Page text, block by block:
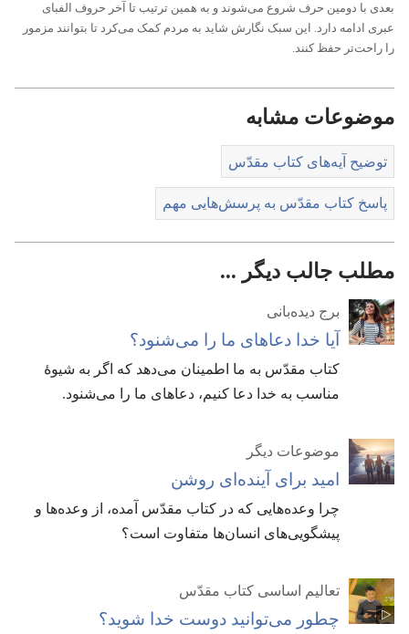
بعدی با دومین حرف شروع می‌شوند و به همین ترتیب تا آخر حروف الفبای
عبری ادامه دارد.‏ این سبک نگارش شاید به مردم کمک می‌کرد تا بتوانند مزمور
را راحت‌تر حفظ کنند.‏
موضوعات مشابه
توضیح آیه‌های کتاب مقدّس
پاسخ کتاب مقدّس به پرسش‌هایی مهم
مطلب جالب دیگر ...
برج دیده‌بانی
آیا خدا دعاهای ما را می‌شنود؟‏
کتاب مقدّس به ما اطمینان می‌دهد که اگر به شیوهٔ
مناسب به خدا دعا کنیم،‏ دعاهای ما را می‌شنود.‏
موضوعات دیگر
امید برای آینده‌ای روشن
چرا وعده‌هایی که در کتاب مقدّس آمده،‏ از وعده‌ها و
پیشگویی‌های انسان‌ها متفاوت است؟‏
تعالیم اساسی کتاب مقدّس
چطور می‌توانید دوست خدا شوید؟‏